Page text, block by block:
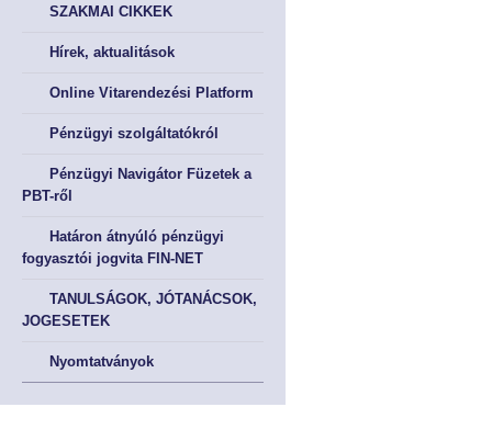
Kérelem nyomtatványok
Meghatalmazás
Bírósági nyomtatványok
AJÁNLÁSOK, KÖTELEZÉSEK, JOGORVOSLAT
Jogorvoslati lehetőségek
Kérelem nyomtatványok
Meghatalmazás
Bírósági nyomtatványok
AJÁNLÁSOK, KÖTELEZÉSEK, JOGORVOSLAT
Jogorvoslati lehetőségek
SZAKMAI CIKKEK
Hírek, aktualitások
Online Vitarendezési Platform
Pénzügyi szolgáltatókról
Pénzügyi Navigátor Füzetek a
PBT-ről
Határon átnyúló pénzügyi
fogyasztói jogvita FIN-NET
TANULSÁGOK, JÓTANÁCSOK,
JOGESETEK
Nyomtatványok